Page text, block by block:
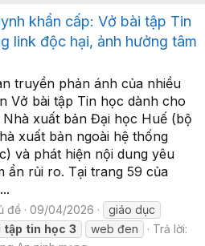
khẩn cấp: Vở bài tập Tin
link độc hại, ảnh hưởng tâm
truyền phản ánh của nhiều
Vở bài tập Tin học dành cho
xuất bản Đại học Huế (bộ
xuất bản ngoài hệ thống
và phát hiện nội dung yêu
ẩn rủi ro. Tại trang 59 của
đề 09/04/2026
giáo dục
tập tin học 3 web đen
Trả lời: